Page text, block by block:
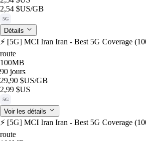
2,54 $US/GB
5G
Détails
⚡️ [5G] MCI Iran Iran - Best 5G Coverage
route
100MB
90 jours
29,90 $US/GB
2,99 $US
5G
Voir les détails
⚡️ [5G] MCI Iran Iran - Best 5G Coverage
route